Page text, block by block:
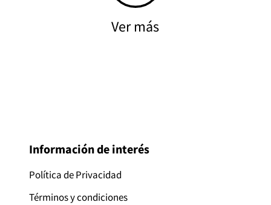
Ver más
Información de interés
Política de Privacidad
Términos y condiciones